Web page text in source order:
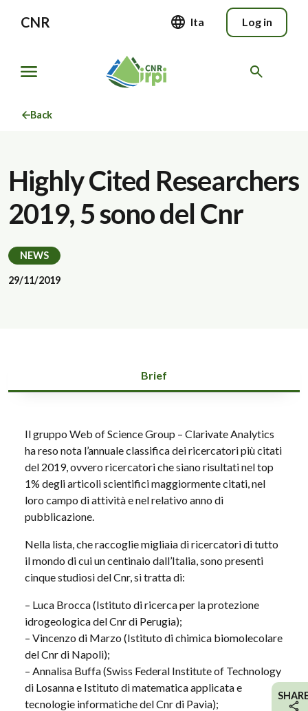
CNR Ita Log in
Back
Highly Cited Researchers
2019, 5 sono del Cnr
NEWS
29/11/2019
Brief
Il gruppo Web of Science Group – Clarivate Analytics
ha reso nota l’annuale classifica dei ricercatori più citati
del 2019, ovvero ricercatori che siano risultati nel top
1% degli articoli scientifici maggiormente citati, nel
loro campo di attività e nel relativo anno di
pubblicazione.
Nella lista, che raccoglie migliaia di ricercatori di tutto
il mondo di cui un centinaio dall’Italia, sono presenti
cinque studiosi del Cnr, si tratta di:
– Luca Brocca (Istituto di ricerca per la protezione
idrogeologica del Cnr di Perugia);
– Vincenzo di Marzo (Istituto di chimica biomolecolare
del Cnr di Napoli);
– Annalisa Buffa (Swiss Federal Institute of Technology
di Losanna e Istituto di matematica applicata e
tecnologie informatiche del Cnr di Pavia);